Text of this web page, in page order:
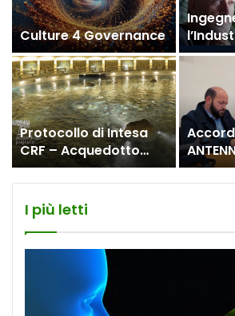
Culture 4 Governance
Protocollo di Intesa
CRF – Acquedotto
Pugliese S.p.A.
I più letti